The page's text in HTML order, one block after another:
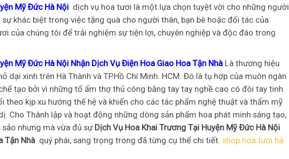
Mỹ Đức Hà Nội dịch vụ hoa tươi là một lựa chọn tuyệt vời cho những người
khác biệt trong việc tặng quà cho người thân, bạn bè hoặc đối tác của
của chúng tôi để trải nghiệm sự tiện lợi, chuyên nghiệp và độc đáo trong
Mỹ Đức Hà Nội Nhận Dịch Vụ Điện Hoa Giao Hoa Tận Nhà Là thương hiệu
dại xinh trên Hà Thành và TP.Hồ Chí Minh. HCM. Đó là tụ hợp của muôn ngàn
tạo bởi vì những tổ ấm thợ thủ công bằng tay tay nghề cao có đôi tay tinh
theo kịp xu hướng thế hệ và khiến cho các tác phẩm nghệ thuật và thẩm mỹ
Cho Thành lập và hoạt động những dòng sản phẩm hoa phát minh sáng tạo,
nhưng mà vừa đủ sự Dịch Vụ Hoa Khai Trương Tại Huyện Mỹ Đức Hà Nội
Tận Nhà quý phái, sang trọng trong đã từng cụ thể chi tiết. shop hoa tươi hà